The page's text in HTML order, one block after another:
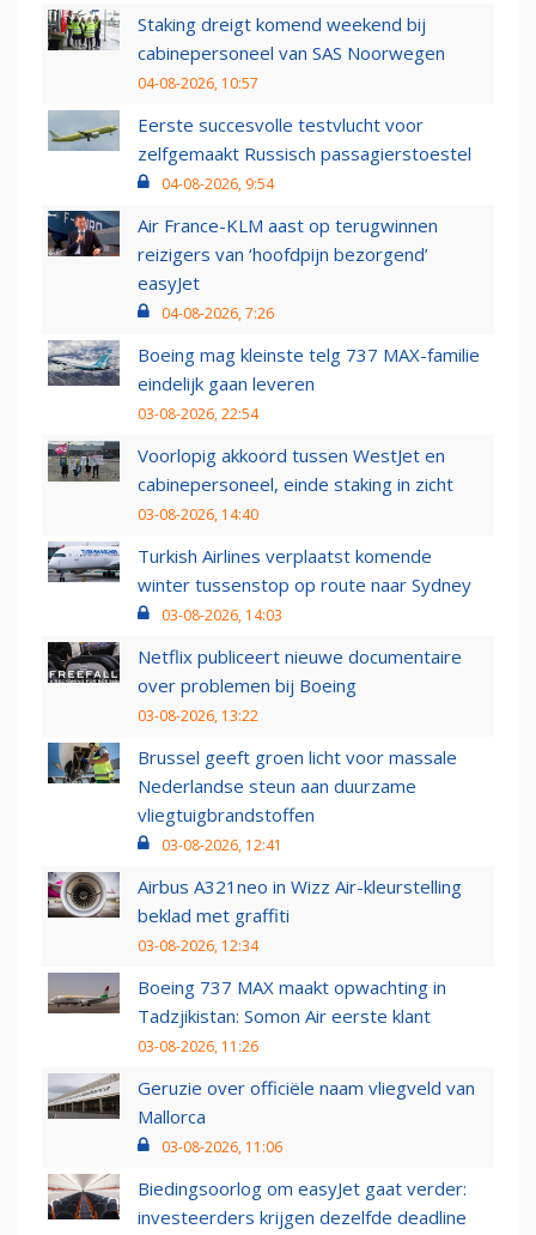
Staking dreigt komend weekend bij
cabinepersoneel van SAS Noorwegen
04-08-2026, 10:57
Eerste succesvolle testvlucht voor
zelfgemaakt Russisch passagierstoestel
04-08-2026, 9:54
Air France-KLM aast op terugwinnen
reizigers van ‘hoofdpijn bezorgend’
easyJet
04-08-2026, 7:26
Boeing mag kleinste telg 737 MAX-familie
eindelijk gaan leveren
03-08-2026, 22:54
Voorlopig akkoord tussen WestJet en
cabinepersoneel, einde staking in zicht
03-08-2026, 14:40
Turkish Airlines verplaatst komende
winter tussenstop op route naar Sydney
03-08-2026, 14:03
Netflix publiceert nieuwe documentaire
over problemen bij Boeing
03-08-2026, 13:22
Brussel geeft groen licht voor massale
Nederlandse steun aan duurzame
vliegtuigbrandstoffen
03-08-2026, 12:41
Airbus A321neo in Wizz Air-kleurstelling
beklad met graffiti
03-08-2026, 12:34
Boeing 737 MAX maakt opwachting in
Tadzjikistan: Somon Air eerste klant
03-08-2026, 11:26
Geruzie over officiële naam vliegveld van
Mallorca
03-08-2026, 11:06
Biedingsoorlog om easyJet gaat verder:
investeerders krijgen dezelfde deadline